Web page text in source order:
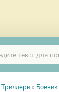
Триллеры » Боевик